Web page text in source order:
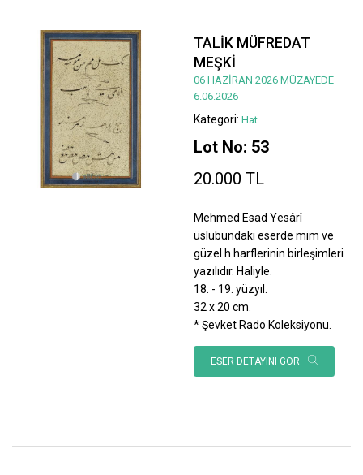
TALİK MÜFREDAT
MEŞKİ
06 HAZİRAN 2026 MÜZAYEDE
6.06.2026
Kategori: Hat
Lot No: 53
20.000 TL
Mehmed Esad Yesârî
üslubundaki eserde mim ve
güzel h harflerinin birleşimleri
yazılıdır. Haliyle.
18. - 19. yüzyıl.
32 x 20 cm.
* Şevket Rado Koleksiyonu.
ESER DETAYINI GÖR